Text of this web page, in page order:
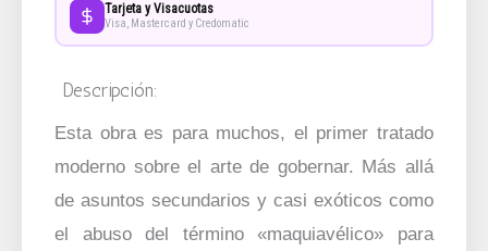
Tarjeta y Visacuotas
Visa, Mastercard y Credomatic
Descripción:
Esta obra es para muchos, el primer tratado
moderno sobre el arte de gobernar. Más allá
de asuntos secundarios y casi exóticos como
el abuso del término «maquiavélico» para